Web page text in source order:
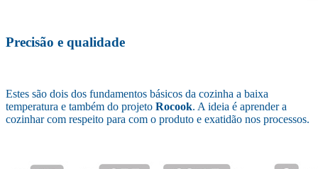
Precisão e qualidade
Estes são dois dos fundamentos básicos da cozinha a baixa
temperatura e também do projeto Rocook. A ideia é aprender a
cozinhar com respeito para com o produto e exatidão nos processos.